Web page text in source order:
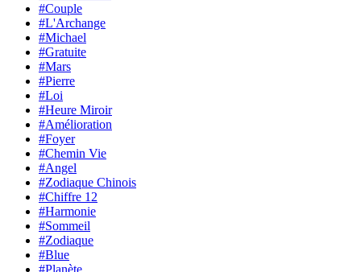
#Couple
#L'Archange
#Michael
#Gratuite
#Mars
#Pierre
#Loi
#Heure Miroir
#Amélioration
#Foyer
#Chemin Vie
#Angel
#Zodiaque Chinois
#Chiffre 12
#Harmonie
#Sommeil
#Zodiaque
#Blue
#Planète